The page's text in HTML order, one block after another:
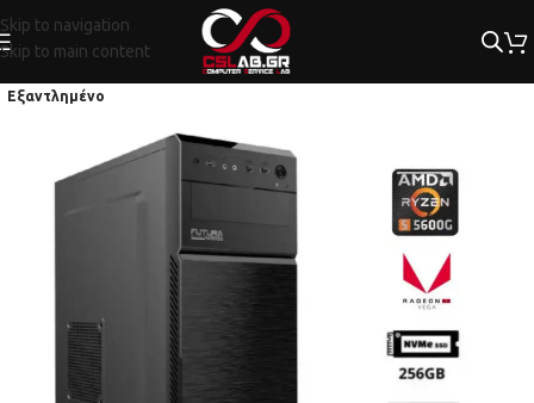
Skip to navigation
Skip to main content
Εξαντλημένο